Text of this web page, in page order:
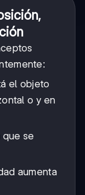
el objeto
o y en
que se
aumenta